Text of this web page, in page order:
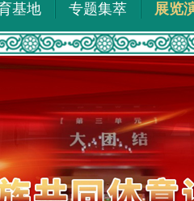
基地 专题集萃 展览